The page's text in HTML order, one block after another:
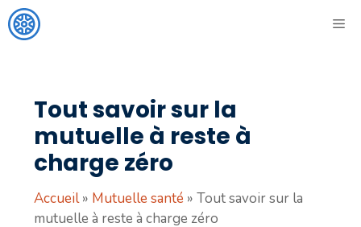
Aller
au
Tout savoir sur la
mutuelle à reste à
charge zéro
Accueil» Mutuelle santé » Tout savoir sur la
mutuelle à reste à charge zéro